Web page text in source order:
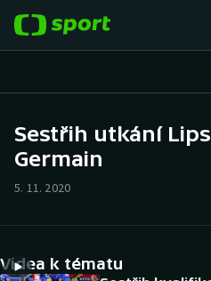
Hokej
Sestřih utkání
Germain
5. 11. 2020
Videa k tématu